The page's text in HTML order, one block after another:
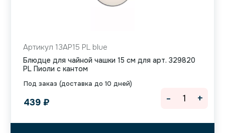
Под заказ (доставка до 10 дней)
Артикул 13AP15 PL blue
Блюдце для чайной чашки 15 см для арт. 329820
PL Пиоли с кантом
439 ₽ - +